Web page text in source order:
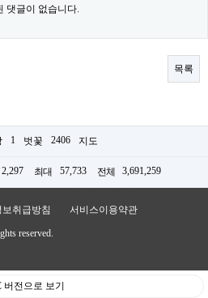
댓글이 없습니다.
목록
1 벗꽃 2406 지도
2,297 최대 57,733 전체 3,691,259
보취급방침 서비스이용약관
reserved.
버전으로 보기